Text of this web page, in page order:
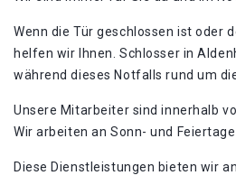
Wenn die Tür geschlossen ist oder
helfen wir Ihnen. Schlosser in
während dieses Notfalls rund um
Unsere Mitarbeiter sind innerhalb
Wir arbeiten an Sonn- und
Diese Dienstleistungen bieten wir